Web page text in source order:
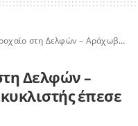
Αράχωβας: 61χρονος δικυκλιστής έπεσε σε γκρεμό 70 μέτρων
Δελφών –
έπεσε